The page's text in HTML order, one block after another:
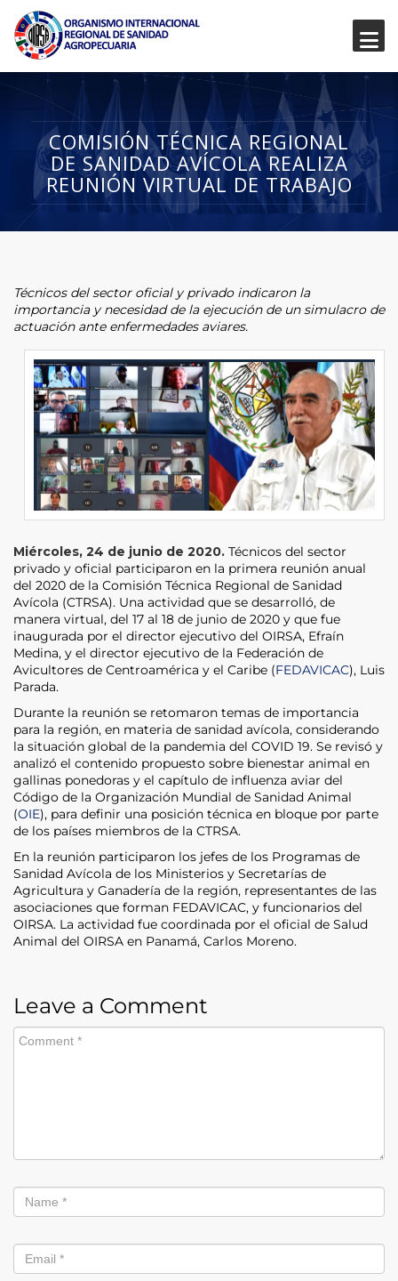
COMISIÓN TÉCNICA REGIONAL
DE SANIDAD AVÍCOLA REALIZA
REUNIÓN VIRTUAL DE TRABAJO
Técnicos del sector oficial y privado indicaron la
importancia y necesidad de la ejecución de un simulacro de
actuación ante enfermedades aviares.
Miércoles, 24 de junio de 2020. Técnicos del sector
privado y oficial participaron en la primera reunión anual
del 2020 de la Comisión Técnica Regional de Sanidad
Avícola (CTRSA). Una actividad que se desarrolló, de
manera virtual, del 17 al 18 de junio de 2020 y que fue
inaugurada por el director ejecutivo del OIRSA, Efraín
Medina, y el director ejecutivo de la Federación de
Avicultores de Centroamérica y el Caribe (FEDAVICAC), Luis
Parada.
Durante la reunión se retomaron temas de importancia
para la región, en materia de sanidad avícola, considerando
la situación global de la pandemia del COVID 19. Se revisó y
analizó el contenido propuesto sobre bienestar animal en
gallinas ponedoras y el capítulo de influenza aviar del
Código de la Organización Mundial de Sanidad Animal
(OIE), para definir una posición técnica en bloque por parte
de los países miembros de la CTRSA.
En la reunión participaron los jefes de los Programas de
Sanidad Avícola de los Ministerios y Secretarías de
Agricultura y Ganadería de la región, representantes de las
asociaciones que forman FEDAVICAC, y funcionarios del
OIRSA. La actividad fue coordinada por el oficial de Salud
Animal del OIRSA en Panamá, Carlos Moreno.
Leave a Comment